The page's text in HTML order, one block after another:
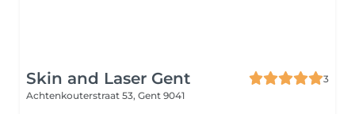
Skin and Laser Gent
3
Achtenkouterstraat 53, Gent 9041